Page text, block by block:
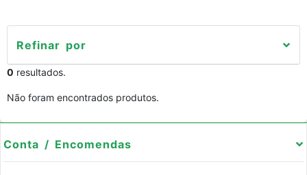
Refinar por
0 resultados.
Não foram encontrados produtos.
Conta / Encomendas